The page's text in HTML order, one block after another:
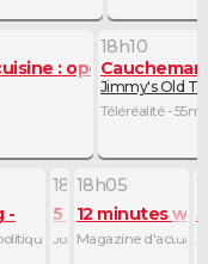
: opération
18h10
Cauchemar
Jimmy's Old
Téléréalité -
- 26mn
18h00
5 minutes
Journal - 5mn
18h05
12 minutes
Magazine